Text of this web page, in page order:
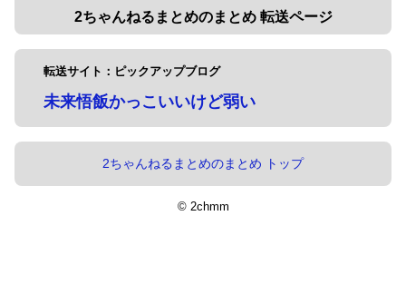
2ちゃんねるまとめのまとめ 転送ページ
転送サイト：ピックアップブログ
未来悟飯かっこいいけど弱い
2ちゃんねるまとめのまとめ トップ
© 2chmm